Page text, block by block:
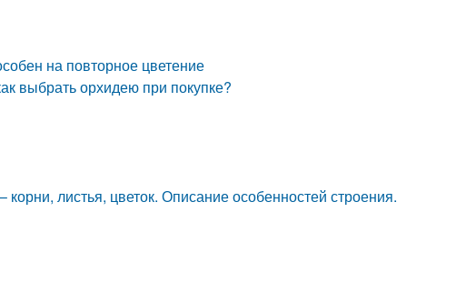
на повторное цветение
выбрать орхидею при покупке?
листья, цветок. Описание особенностей строения.